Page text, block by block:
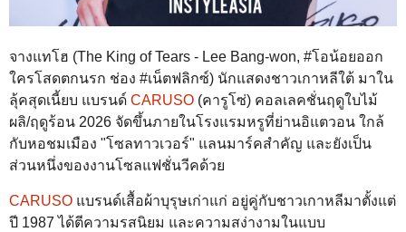
จางแทโฮ (The King of Tears - Lee Bang-won, #โอน้อยออก
ใครโสดตกนรก ช่อง #เน็ตฟลิกซ์) นักแสดงชาวเกาหลีใต้ มาใน
ลุ้คสุดเนี้ยบ แบรนด์ CARUSO (คารูโซ่) คอลเลคชั่นฤดูใบไม้
ผลิ/ฤดูร้อน 2026 จัดขึ้นภายในโรงแรมหรูที่ย่านอิแตวอน ใกล้
กับหอชมเมือง "โซลทาวเวอร์" แลนมาร์คสำคัญ และยังเป็น
ส่วนหนึ่งของงานโซลแฟชั่นวีคด้วย
CARUSO แบรนด์เสื้อผ้าบุรุษเก่าแก่ อยู่คู่กับชาวเกาหลีมาตั้งแต่
ปี 1987 ได้ตีความรสนิยม และความสง่างามในแบบ